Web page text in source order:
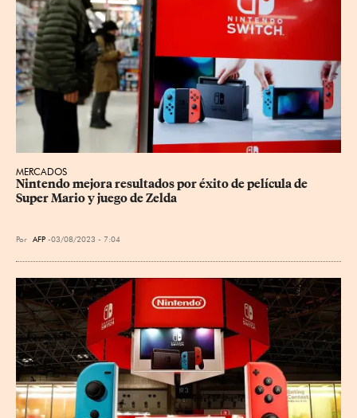
MERCADOS
Nintendo mejora resultados por éxito de película de
Super Mario y juego de Zelda
Por AFP 03/08/2023 - 7:04